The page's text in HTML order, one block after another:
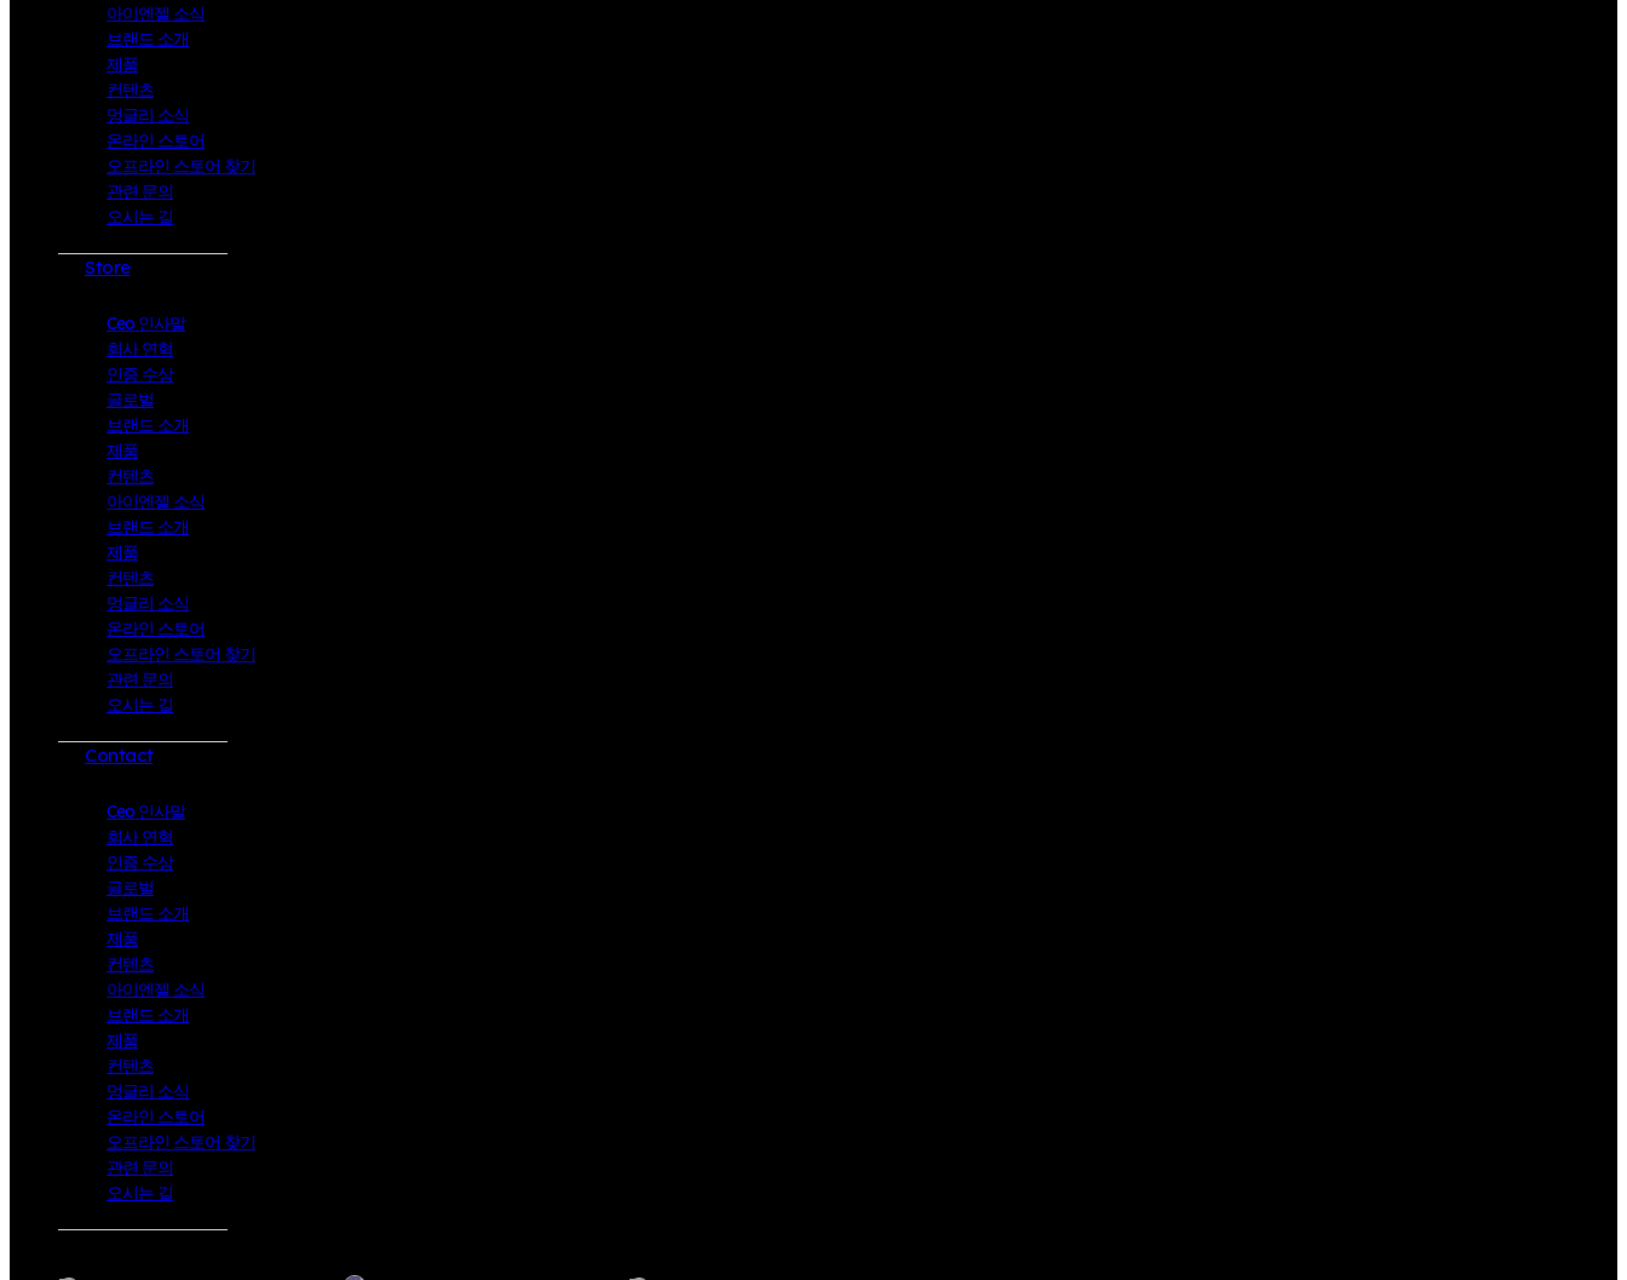
아이엔젤 소식
브랜드 소개
제품
컨텐츠
멍글리 소식
온라인 스토어
오프라인 스토어 찾기
관련 문의
오시는 길
Store
Ceo 인사말
회사 연혁
인증 수상
글로벌
브랜드 소개
제품
컨텐츠
아이엔젤 소식
브랜드 소개
제품
컨텐츠
멍글리 소식
온라인 스토어
오프라인 스토어 찾기
관련 문의
오시는 길
Contact
Ceo 인사말
회사 연혁
인증 수상
글로벌
브랜드 소개
제품
컨텐츠
아이엔젤 소식
브랜드 소개
제품
컨텐츠
멍글리 소식
온라인 스토어
오프라인 스토어 찾기
관련 문의
오시는 길